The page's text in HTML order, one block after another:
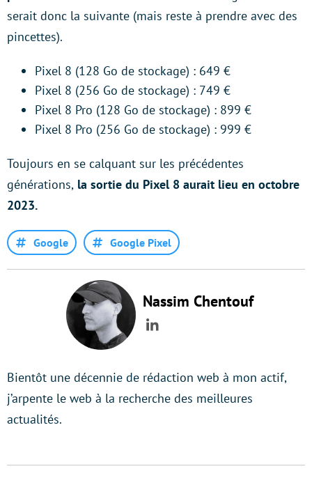
serait donc la suivante (mais reste à prendre avec des
pincettes).
Pixel 8 (128 Go de stockage) : 649 €
Pixel 8 (256 Go de stockage) : 749 €
Pixel 8 Pro (128 Go de stockage) : 899 €
Pixel 8 Pro (256 Go de stockage) : 999 €
Toujours en se calquant sur les précédentes
générations, la sortie du Pixel 8 aurait lieu en octobre
2023.
Google Google Pixel
Nassim Chentouf
LinkedIn
Bientôt une décennie de rédaction web à mon actif,
j’arpente le web à la recherche des meilleures
actualités.